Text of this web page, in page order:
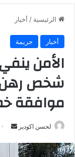
الرئيسية / أخبار
أخبار جريمة
الأمن
شخص رهن
موافقة
لحسن اكودير